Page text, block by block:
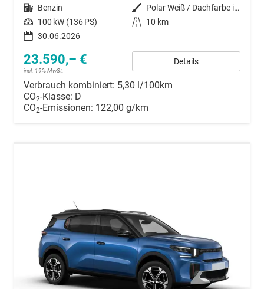
Kraftstoff Benzin Außenfarbe
Polar Weiß / Dachfarbe in Onyx S
Leistung 100 kW (136 PS) Kilometerstand
10 km
30.06.2026
23.590,– €
incl. 19% MwSt.
Details
Verbrauch kombiniert: 5,30 l/100km
CO2-Klasse: D
CO2-Emissionen: 122,00 g/km